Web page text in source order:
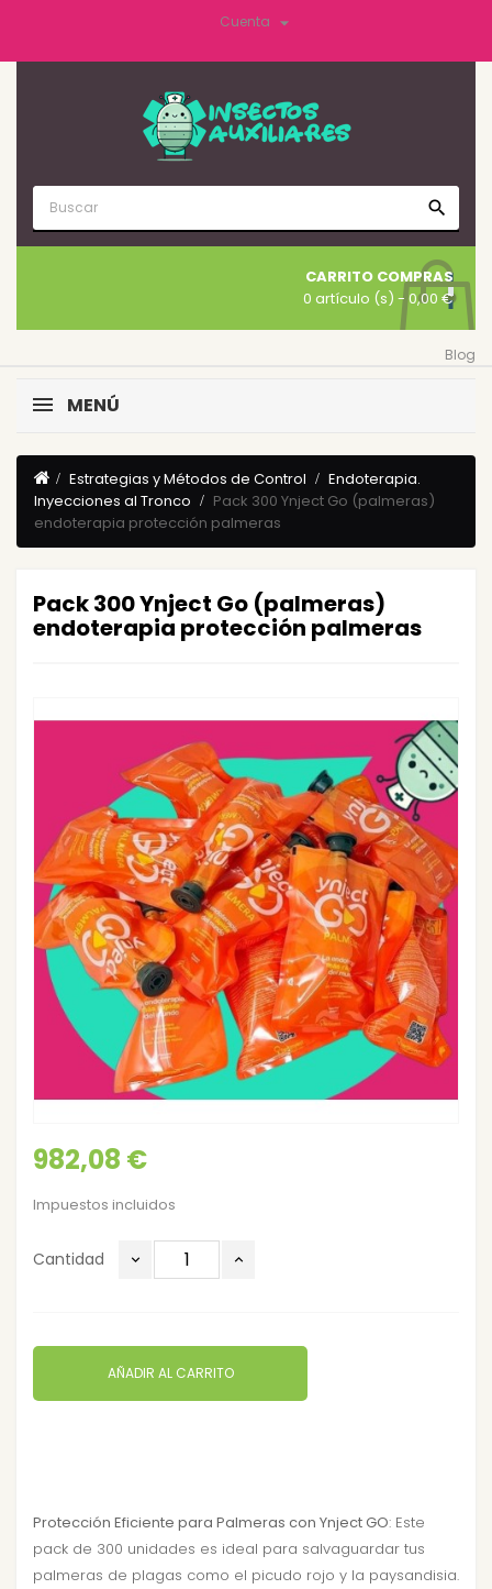
Cuenta 
search
CARRITO COMPRAS
0 artículo (s) - 0,00 €
Blog
MENÚ
Estrategias y Métodos de Control
Endoterapia.
Inyecciones al Tronco
Pack 300 Ynject Go (palmeras)
endoterapia protección palmeras
Pack 300 Ynject Go (palmeras)
endoterapia protección palmeras
982,08 €
Impuestos incluidos
Cantidad
AÑADIR AL CARRITO
Protección Eficiente para Palmeras con Ynject GO: Este
pack de 300 unidades es ideal para salvaguardar tus
palmeras de plagas como el picudo rojo y la paysandisia.